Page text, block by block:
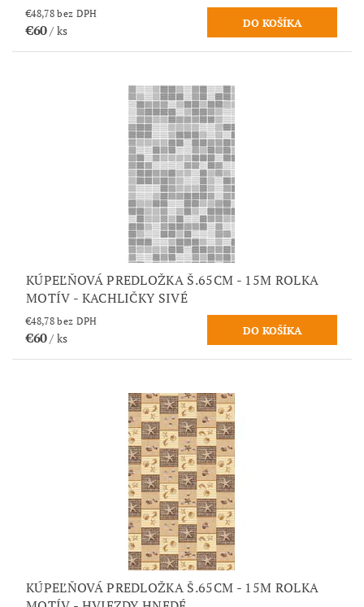
€48,78 bez DPH
€60/ ks
KÚPEĽŇOVÁ PREDLOŽKA Š.65CM - 15M ROLKA
MOTÍV - KACHLIČKY SIVÉ
€48,78 bez DPH
€60/ ks
KÚPEĽŇOVÁ PREDLOŽKA Š.65CM - 15M ROLKA